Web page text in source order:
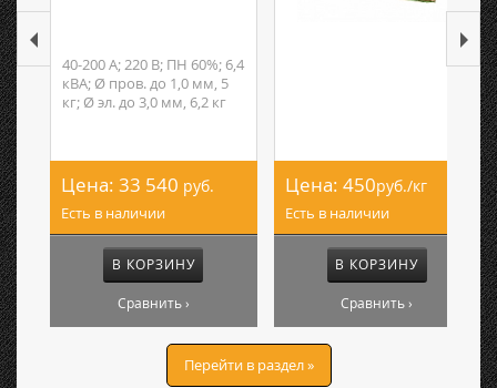
40-200 А; 220 В; ПН 60%; 6,4
кВА; Ø пров. до 1,0 мм, 5
кг; Ø эл. до 3,0 мм, 6,2 кг
Цена: 33 540 руб.
Есть в наличии
В КОРЗИНУ
Сравнить ›
Цена: 450руб./кг
Есть в наличии
В КОРЗИНУ
Сравнить ›
Перейти в раздел »